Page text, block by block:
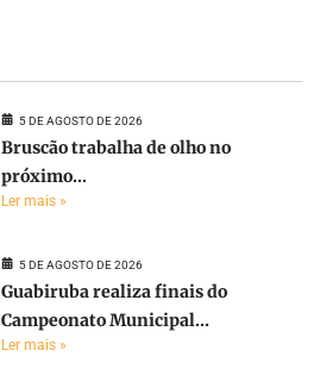
5 DE AGOSTO DE 2026
Bruscão trabalha de olho no
próximo...
Ler mais »
5 DE AGOSTO DE 2026
Guabiruba realiza finais do
Campeonato Municipal...
Ler mais »